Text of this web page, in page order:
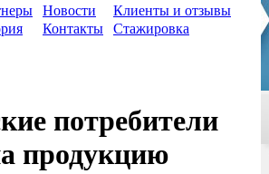
Новости
Клиенты и отзывы
Контакты Стажировка
потребители
продукцию